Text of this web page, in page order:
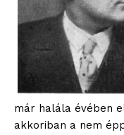
már halála évében
akkoriban a nem